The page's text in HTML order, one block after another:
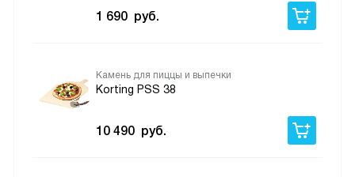
1 690 руб.
Камень для пиццы и выпечки
Korting PSS 38
10 490 руб.